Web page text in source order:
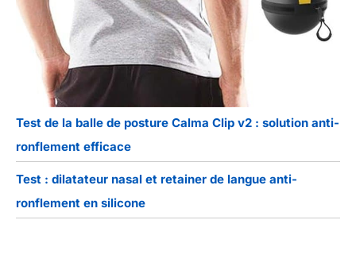
Test de la balle de posture Calma Clip v2 : solution anti-
ronflement efficace
Test : dilatateur nasal et retainer de langue anti-
ronflement en silicone